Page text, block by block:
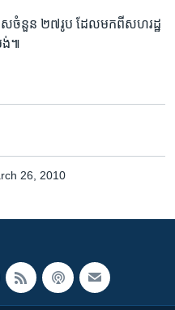
េសចំនួន ២៧រូប ដែលមកពីសហរដ្ឋ
ង់៕
26, 2010